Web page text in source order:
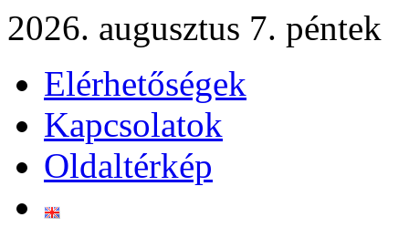
2026. augusztus 7. péntek
Elérhetőségek
Kapcsolatok
Oldaltérkép